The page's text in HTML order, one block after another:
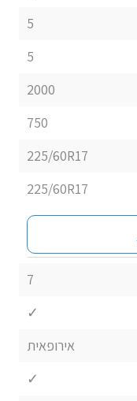
5
5
2000
750
225/60R17
225/60R17
7
✓
אירופאית
✓